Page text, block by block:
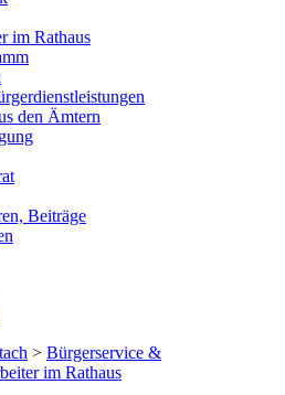
im Rathaus
den Ämtern
Beiträge
> Bürgerservice &
im Rathaus